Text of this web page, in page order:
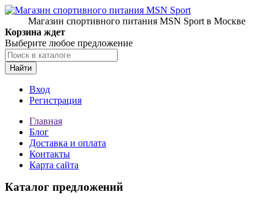
Магазин спортивного питания MSN Sport в Москве
Корзина ждет
Выберите любое предложение
Найти
Вход
Регистрация
Главная
Блог
Доставка и оплата
Контакты
Карта сайта
Каталог предложений